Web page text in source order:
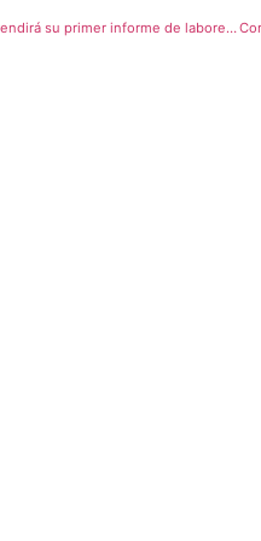
Alcalde de Alajuela rendirá su primer informe de labores este jueves